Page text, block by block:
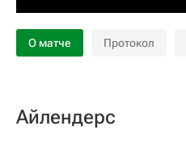
О матче Протокол
Айлендерс